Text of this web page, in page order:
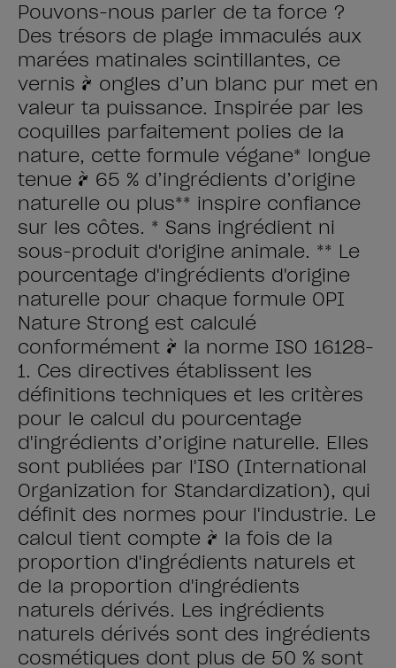
Pouvons-nous parler de ta force ?
Des trésors de plage immaculés aux
marées matinales scintillantes, ce
vernis à ongles d’un blanc pur met en
valeur ta puissance. Inspirée par les
coquilles parfaitement polies de la
nature, cette formule végane* longue
tenue à 65 % d’ingrédients d’origine
naturelle ou plus** inspire confiance
sur les côtes. * Sans ingrédient ni
sous-produit d'origine animale. ** Le
pourcentage d'ingrédients d'origine
naturelle pour chaque formule OPI
Nature Strong est calculé
conformément à la norme ISO 16128-
1. Ces directives établissent les
définitions techniques et les critères
pour le calcul du pourcentage
d'ingrédients d’origine naturelle. Elles
sont publiées par l'ISO (International
Organization for Standardization), qui
définit des normes pour l'industrie. Le
calcul tient compte à la fois de la
proportion d'ingrédients naturels et
de la proportion d'ingrédients
naturels dérivés. Les ingrédients
naturels dérivés sont des ingrédients
cosmétiques dont plus de 50 % sont